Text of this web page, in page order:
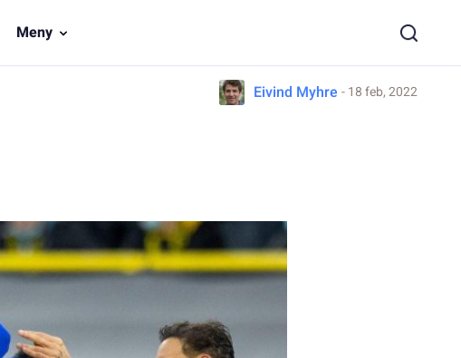
Meny
Eivind Myhre - 18 feb, 2022